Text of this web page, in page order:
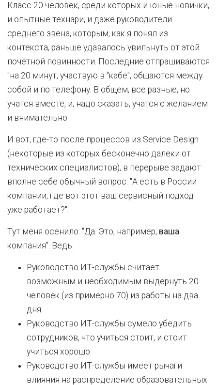
Класс 20 человек, среди которых и юные новички,
и опытные технари, и даже руководители
среднего звена, которым, как я понял из
контекста, раньше удавалось увильнуть от этой
почётной повинности. Последние отпрашиваются
"на 20 минут, участвую в "кабе", общаются между
собой и по телефону. В общем, все разные, но
учатся вместе, и, надо сказать, учатся с желанием
и внимательно.
И вот, где-то после процессов из Service Design
(некоторые из которых бесконечно далеки от
технических специалистов), в перерыве задают
вполне себе обычный вопрос: "А есть в России
компании, где вот этот ваш сервисный подход
уже работает?".
Тут меня осенило: "Да. Это, например, ваша
компания". Ведь:
Руководство ИТ-службы считает
возможным и необходимым выдернуть 20
человек (из примерно 70) из работы на два
дня.
Руководство ИТ-службы сумело убедить
сотрудников, что учиться стоит, и стоит
учиться хорошо.
Руководство ИТ-службы имеет рычаги
влияния на распределение образовательных